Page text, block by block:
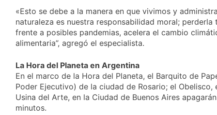
privada, pero el
Gobierno debió
eliminar otro capítulo
2 Días Atrás
Incidentes frente al
Congreso durante la
protesta contra la
Ley de Propiedad
detenidos y
enfrentamientos
2 Días Atrás
pedido para
suspender el juicio
contra Pity Alvarez
2 Días Atrás
67 barrios full LED en
Florencio Varela
«Esto se debe a la manera en que vivimos y
naturaleza es nuestra responsabilidad moral;
frente a posibles pandemias, acelera el cambio
alimentaria”, agregó el especialista.
La Hora del Planeta en Argentina
En el marco de la Hora del Planeta, el Barquito de
Poder Ejecutivo) de la ciudad de Rosario; el
Usina del Arte, en la Ciudad de Buenos Aires
minutos.